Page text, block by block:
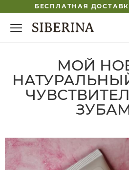
БЕСПЛАТНАЯ
МОЙ